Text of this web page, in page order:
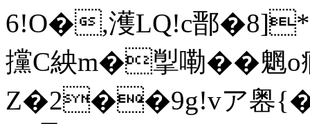
6! O�,濩LQ!c鄑
攩C紻m�揱嘞��魍o
Z�2��9g!vア嶴{�